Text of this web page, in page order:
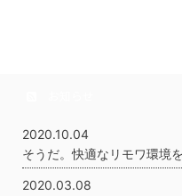
2020.10.04
そうだ。快適なリモワ環境
2020.03.08